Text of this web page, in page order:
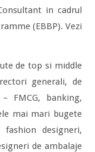
in cadrul
(EBBP). Vezi
de top si middle
generali, de
FMCG, banking,
mai mari bugete
designeri,
de ambalaje